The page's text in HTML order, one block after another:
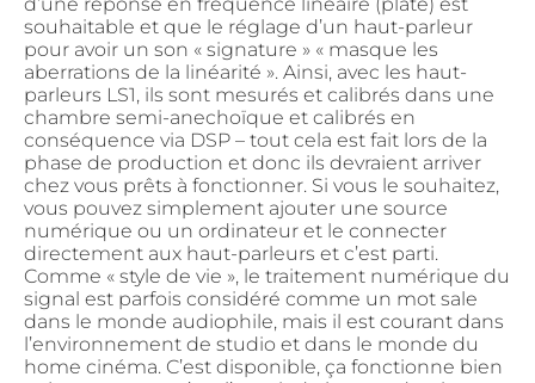
souhaitable et que le réglage d’un haut-parleur
pour avoir un son « signature » « masque les
aberrations de la linéarité ». Ainsi, avec les haut-
parleurs LS1, ils sont mesurés et calibrés dans une
chambre semi-anechoïque et calibrés en
conséquence via DSP – tout cela est fait lors de la
phase de production et donc ils devraient arriver
chez vous prêts à fonctionner. Si vous le souhaitez,
vous pouvez simplement ajouter une source
numérique ou un ordinateur et le connecter
directement aux haut-parleurs et c’est parti.
Comme « style de vie », le traitement numérique du
signal est parfois considéré comme un mot sale
dans le monde audiophile, mais il est courant dans
l’environnement de studio et dans le monde du
home cinéma. C’est disponible, ça fonctionne bien